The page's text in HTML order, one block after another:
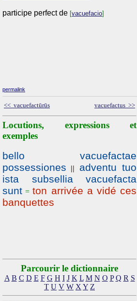
participe perfect de [vacuefacio]
permalink
<< vacuefactūrūs vacuefactus >>
Locutions, expressions et
exemples
bello vacuefactae
possessiones
||
adventu tuo
ista subsellia vacuefacta
sunt =ton arrivée a vidé ces
banquettes
Parcourir le dictionnaire
A B C D E F G H I J K L M N O P Q R S
T U V W X Y Z